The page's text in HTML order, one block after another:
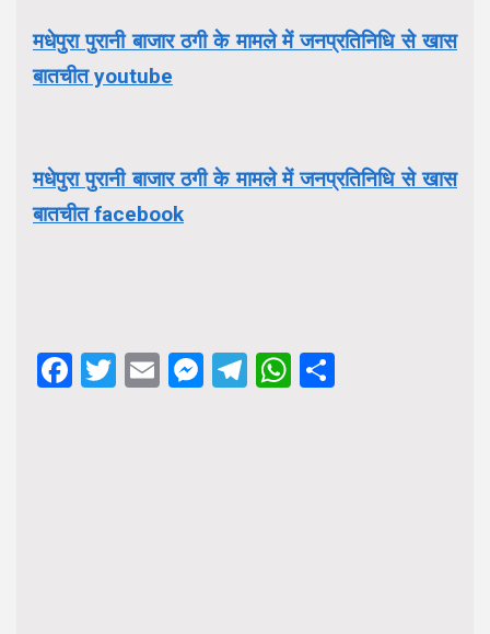
मधेपुरा पुरानी बाजार ठगी के मामले में जनप्रतिनिधि से खास
बातचीत youtube
मधेपुरा पुरानी बाजार ठगी के मामले में जनप्रतिनिधि से खास
बातचीत facebook
Facebook
Twitter
EmailMessenger
Telegram
WhatsApp